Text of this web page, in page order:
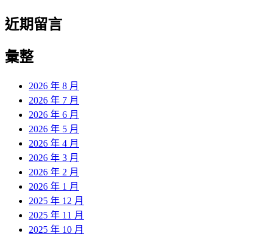
近期留言
彙整
2026 年 8 月
2026 年 7 月
2026 年 6 月
2026 年 5 月
2026 年 4 月
2026 年 3 月
2026 年 2 月
2026 年 1 月
2025 年 12 月
2025 年 11 月
2025 年 10 月